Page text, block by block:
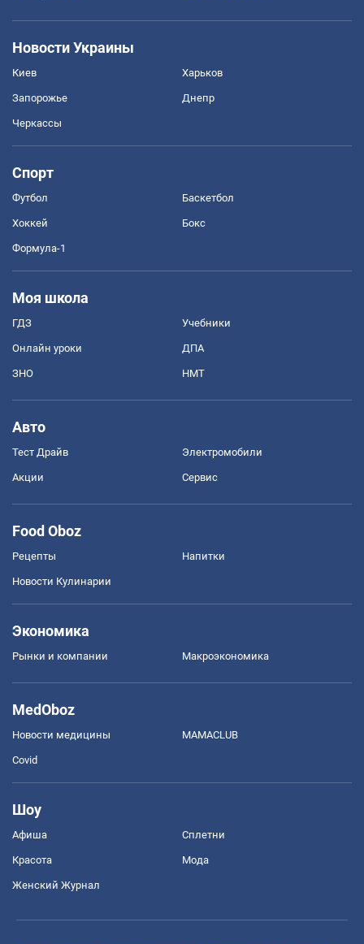
Новости Украины
Киев Харьков
Запорожье Днепр
Черкассы
Спорт
Футбол Баскетбол
Хоккей Бокс
Формула-1
Моя школа
ГДЗ Учебники
Онлайн уроки ДПА
ЗНО НМТ
Авто
Тест Драйв Электромобили
Акции Сервис
Food Oboz
Рецепты Напитки
Новости Кулинарии
Экономика
Рынки и компании Mакроэкономика
MedOboz
Новости медицины MAMACLUB
Covid
Шоу
Афиша Сплетни
Красота Мода
Женский Журнал